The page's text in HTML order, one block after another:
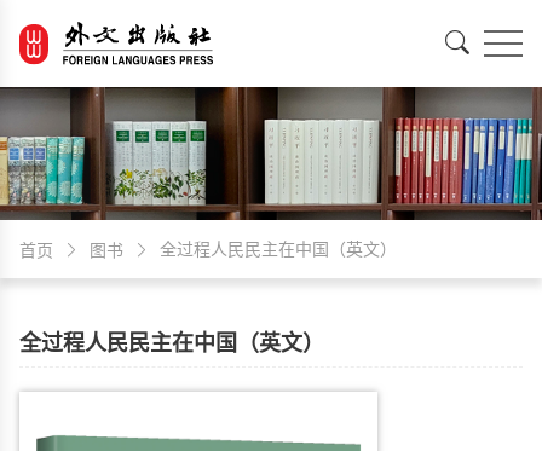
首页 图书 全过程人民民主在中国（英文）
全过程人民民主在中国（英文）